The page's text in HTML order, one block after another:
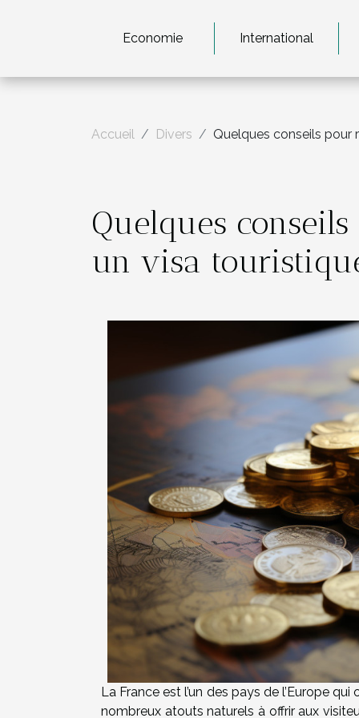
Economie International
Accueil Divers Quelques conseils pour
Quelques
un visa
La France est l’un des pays de l’Europe
nombreux atouts naturels à offrir aux